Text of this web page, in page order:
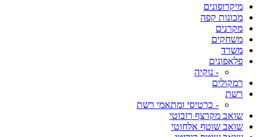
מיקרופונים
מכונות קפה
מקרנים
משחקים
משרד
פלאפונים
- נוקיה
רמקולים
רשת
- כרטיסי ומתאמי רשת
שואב מקרצף רובוטי
שואב שוטף אלחוטי